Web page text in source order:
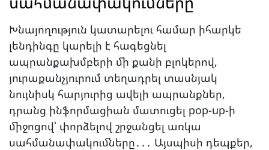
Խնայողություն կատարելու համար իհարկե
լենդինգը կարելի է հագեցնել
ապրանքախմբերի մի քանի բլոկերով,
յուրաքանչյուրում տեղադրել տասնյակ
նույնիսկ հարյուրից ավելի ապրանքներ,
դրանց ինֆորմացիան մատուցել pop-up-ի
միջոցով՝ փորձելով շրջանցել առկա
սահմանափակումները․․․ Այսպիսի դեպքեր,